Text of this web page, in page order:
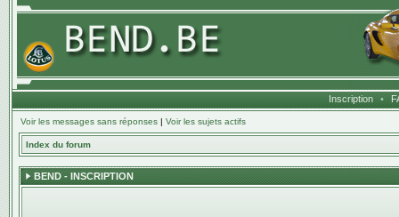
Inscription •
Voir les messages sans réponses | Voir les sujets actifs
Index du forum
BEND - INSCRIPTION